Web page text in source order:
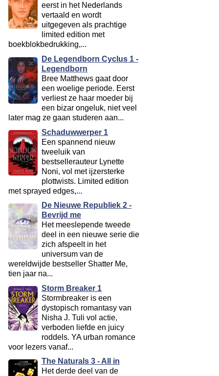
eerst in het Nederlands
vertaald en wordt
uitgegeven als prachtige
limited edition met
boekblokbedrukking,...
De Legendborn Cyclus 1 -
Legendborn
Bree Matthews gaat door
een woelige periode. Eerst
verliest ze haar moeder bij
een bizar ongeluk, niet veel
later mag ze gaan studeren aan...
Schaduwwerper 1
Een spannend nieuw
tweeluik van
bestsellerauteur Lynette
Noni, vol met ijzersterke
plottwists. Limited edition
met sprayed edges,...
De Nieuwe Republiek 2 -
Bevrijd me
Het meeslepende tweede
deel in een nieuwe serie die
zich afspeelt in het
universum van de
wereldwijde bestseller Shatter Me,
tien jaar na...
Storm Breaker 1
Stormbreaker is een
dystopisch romantasy van
Nisha J. Tuli vol actie,
verboden liefde en juicy
roddels. YA urban romance
voor lezers vanaf...
The Naturals 3 - All in
Het derde deel van de